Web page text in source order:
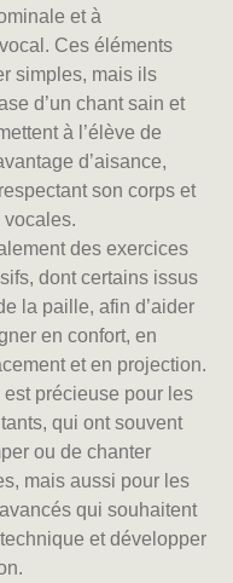
et à
Ces éléments
simples, mais ils
d’un chant sain et
à l’élève de
d’aisance,
son corps et
des exercices
dont certains issus
la paille, afin d’aider
en confort, en
et en projection.
précieuse pour les
qui ont souvent
ou de chanter
mais aussi pour les
qui souhaitent
et développer